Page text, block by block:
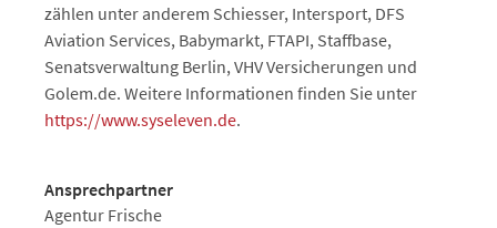
zählen unter anderem Schiesser, Intersport, DFS
Aviation Services, Babymarkt, FTAPI, Staffbase,
Senatsverwaltung Berlin, VHV Versicherungen und
Golem.de. Weitere Informationen finden Sie unter
https://www.syseleven.de.
Ansprechpartner
Agentur Frische